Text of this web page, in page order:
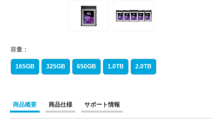
容量：
165GB 325GB 650GB 1.0TB 2.0TB
商品概要 商品仕様 サポート情報